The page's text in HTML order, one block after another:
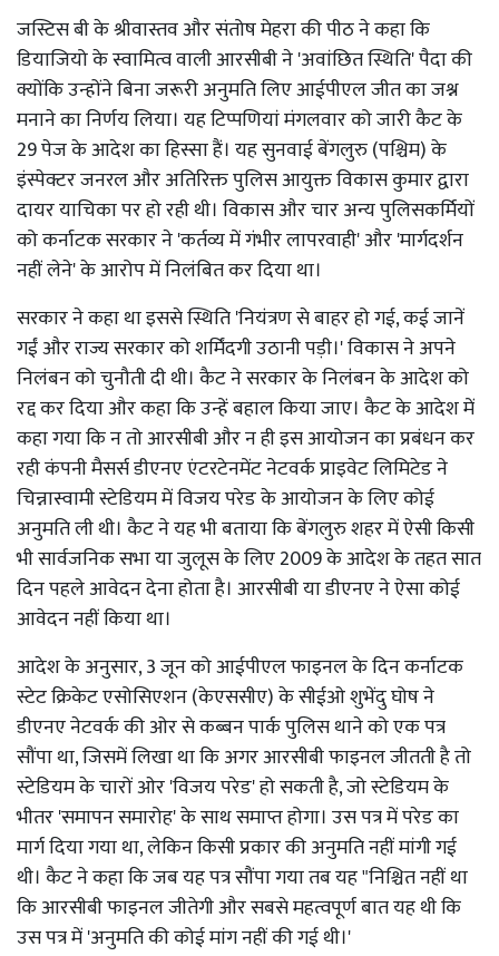
जस्टिस बी के श्रीवास्तव और संतोष मेहरा की पीठ ने कहा कि
डियाजियो के स्वामित्व वाली आरसीबी ने 'अवांछित स्थिति' पैदा की
क्योंकि उन्होंने बिना जरूरी अनुमति लिए आईपीएल जीत का जश्न
मनाने का निर्णय लिया। यह टिप्पणियां मंगलवार को जारी कैट के
29 पेज के आदेश का हिस्सा हैं। यह सुनवाई बेंगलुरु (पश्चिम) के
इंस्पेक्टर जनरल और अतिरिक्त पुलिस आयुक्त विकास कुमार द्वारा
दायर याचिका पर हो रही थी। विकास और चार अन्य पुलिसकर्मियों
को कर्नाटक सरकार ने 'कर्तव्य में गंभीर लापरवाही' और 'मार्गदर्शन
नहीं लेने' के आरोप में निलंबित कर दिया था।
सरकार ने कहा था इससे स्थिति 'नियंत्रण से बाहर हो गई, कई जानें
गईं और राज्य सरकार को शर्मिंदगी उठानी पड़ी।' विकास ने अपने
निलंबन को चुनौती दी थी। कैट ने सरकार के निलंबन के आदेश को
रद्द कर दिया और कहा कि उन्हें बहाल किया जाए। कैट के आदेश में
कहा गया कि न तो आरसीबी और न ही इस आयोजन का प्रबंधन कर
रही कंपनी मैसर्स डीएनए एंटरटेनमेंट नेटवर्क प्राइवेट लिमिटेड ने
चिन्नास्वामी स्टेडियम में विजय परेड के आयोजन के लिए कोई
अनुमति ली थी। कैट ने यह भी बताया कि बेंगलुरु शहर में ऐसी किसी
भी सार्वजनिक सभा या जुलूस के लिए 2009 के आदेश के तहत सात
दिन पहले आवेदन देना होता है। आरसीबी या डीएनए ने ऐसा कोई
आवेदन नहीं किया था।
आदेश के अनुसार, 3 जून को आईपीएल फाइनल के दिन कर्नाटक
स्टेट क्रिकेट एसोसिएशन (केएससीए) के सीईओ शुभेंदु घोष ने
डीएनए नेटवर्क की ओर से कब्बन पार्क पुलिस थाने को एक पत्र
सौंपा था, जिसमें लिखा था कि अगर आरसीबी फाइनल जीतती है तो
स्टेडियम के चारों ओर 'विजय परेड' हो सकती है, जो स्टेडियम के
भीतर 'समापन समारोह' के साथ समाप्त होगा। उस पत्र में परेड का
मार्ग दिया गया था, लेकिन किसी प्रकार की अनुमति नहीं मांगी गई
थी। कैट ने कहा कि जब यह पत्र सौंपा गया तब यह "निश्चित नहीं था
कि आरसीबी फाइनल जीतेगी और सबसे महत्वपूर्ण बात यह थी कि
उस पत्र में 'अनुमति की कोई मांग नहीं की गई थी।'